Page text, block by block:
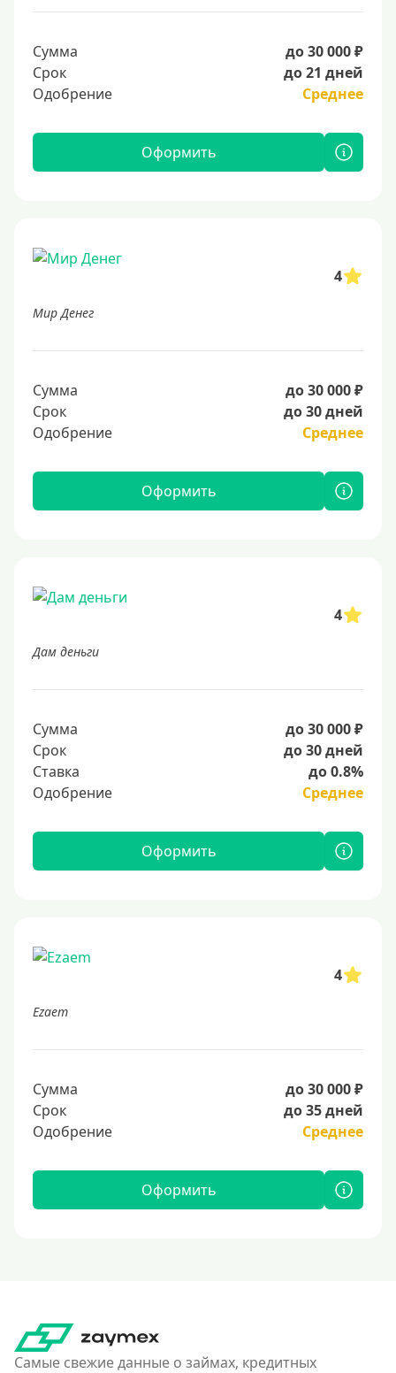
Сумма
до 30 000 ₽
Срок
до 21 дней
Одобрение
Среднее
Оформить
4
Мир Денег
Сумма
до 30 000 ₽
Срок
до 30 дней
Одобрение
Среднее
Оформить
4
Дам деньги
Сумма
до 30 000 ₽
Срок
до 30 дней
Ставка
до 0.8%
Одобрение
Среднее
Оформить
4
Ezaem
Сумма
до 30 000 ₽
Срок
до 35 дней
Одобрение
Среднее
Оформить
Самые свежие данные о займах, кредитных